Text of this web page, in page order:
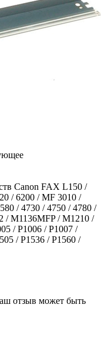
Canon FAX L150 /
/ 6200 / MF 3010 /
/ 4730 / 4750 / 4780 /
/ M1136MFP / M1210 /
/ P1006 / P1007 /
/ P1536 / P1560 /
отзыв может быть